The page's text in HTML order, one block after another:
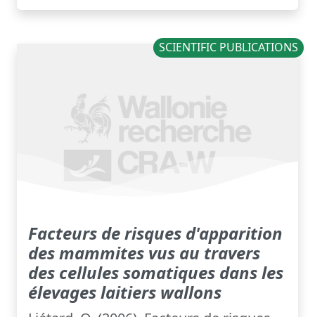
SCIENTIFIC PUBLICATIONS
Facteurs de risques d'apparition
des mammites vus au travers
des cellules somatiques dans les
élevages laitiers wallons